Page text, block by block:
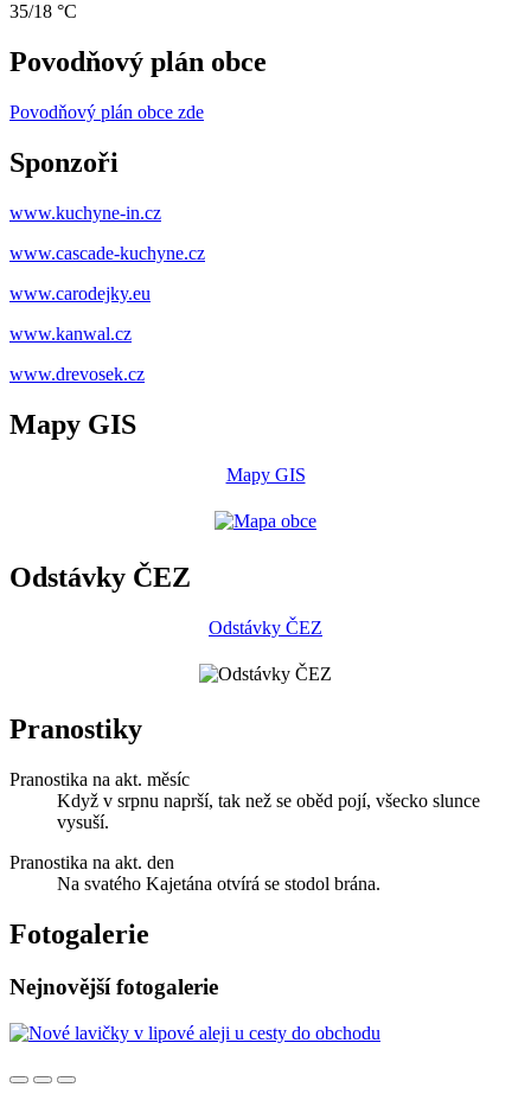
35/18 °C
Povodňový plán obce
Povodňový plán obce zde
Sponzoři
www.kuchyne-in.cz
www.cascade-kuchyne.cz
www.carodejky.eu
www.kanwal.cz
www.drevosek.cz
Mapy GIS
Mapy GIS
Odstávky ČEZ
Odstávky ČEZ
Pranostiky
Pranostika na akt. měsíc
Když v srpnu naprší, tak než se oběd pojí, všecko slunce
vysuší.
Pranostika na akt. den
Na svatého Kajetána otvírá se stodol brána.
Fotogalerie
Nejnovější fotogalerie